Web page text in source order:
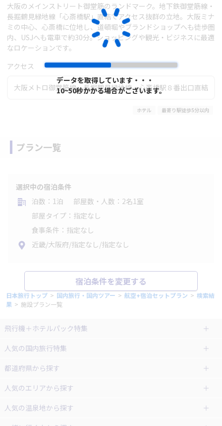
データを取得しています・・・
10~50秒かかる場合がございます。
データを取得しています・・・
10~50秒かかる場合がございます。
大阪のメインストリート御堂筋のランドマーク。地下鉄御堂筋線・
長掘鶴見緑地線「心斎橋駅」直結でアクセス抜群の立地。大阪ミナ
ミの中心、心斎橋に位地し、道頓堀やブランドショップへも徒歩圏
内、USJへも電車で約30分。ショッピングや観光・ビジネスに最適
なロケーションです。
アクセス
大阪メトロ御堂筋線、長堀鶴見緑地線 心斎橋駅８番出口直結
ホテル 最寄り駅徒歩5分以内
プラン一覧
選択中の宿泊条件
泊数：1泊
部屋数・人数：2名1室
部屋タイプ：指定なし
食事条件：指定なし
近畿/大阪府/指定なし/指定なし
宿泊条件を変更する
日本旅行トップ > 国内旅行・国内ツアー > 航空+宿泊セットプラン > 検索結
果 > 施設プラン一覧
飛行機＋ホテルパック特集
赤い風船ダイナミックパッケージ
ＪＡＬで行く飛行機+ホテルパック
人気の国内旅行特集
東京ディズニーリゾート®への旅
ユニバーサル・スタジオ・ジャパ
都道府県から探す
北海道旅行・ツアー
東北
人気のエリアから探す
人気の温泉地から探す